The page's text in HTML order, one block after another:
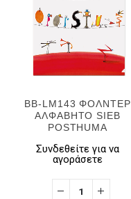
BB-LM143 ΦΟΛΝΤΕΡ
ΑΛΦΑΒΗΤΟ SIEB
POSTHUMA
Συνδεθείτε για να
αγοράσετε